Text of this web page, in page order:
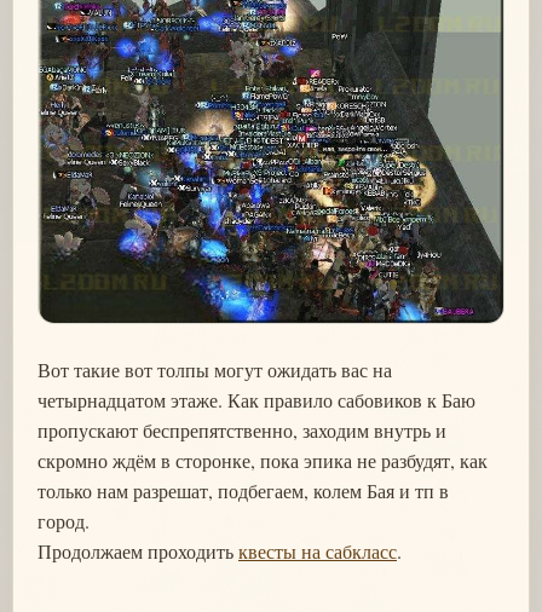
Вот такие вот толпы могут ожидать вас на
четырнадцатом этаже. Как правило сабовиков к Баю
пропускают беспрепятственно, заходим внутрь и
скромно ждём в сторонке, пока эпика не разбудят, как
только нам разрешат, подбегаем, колем Бая и тп в
город.
Продолжаем проходитьквесты на сабкласс.